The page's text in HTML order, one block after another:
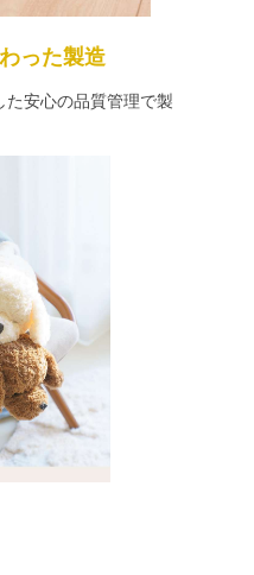
った製造
た安心の品質管理で製